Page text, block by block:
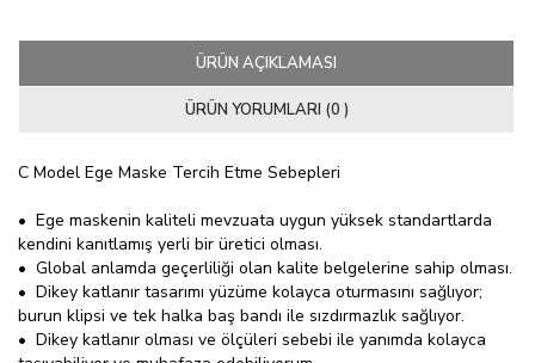
ÜRÜN AÇIKLAMASI
ÜRÜN YORUMLARI (0 )
C Model Ege Maske Tercih Etme Sebepleri
• Ege maskenin kaliteli mevzuata uygun yüksek standartlarda
kendini kanıtlamış yerli bir üretici olması.
• Global anlamda geçerliliği olan kalite belgelerine sahip olması.
• Dikey katlanır tasarımı yüzüme kolayca oturmasını sağlıyor;
burun klipsi ve tek halka baş bandı ile sızdırmazlık sağlıyor.
• Dikey katlanır olması ve ölçüleri sebebi ile yanımda kolayca